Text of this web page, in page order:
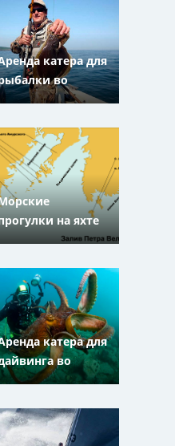
катера для
во
Владивостоке и
Край
на яхте
Владивостоке
Приморский Край
катера для
во
и
Край